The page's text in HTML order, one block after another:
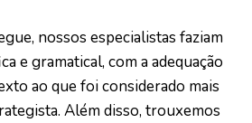
nossos especialistas faziam
e gramatical, com a adequação
ao que foi considerado mais
Além disso, trouxemos